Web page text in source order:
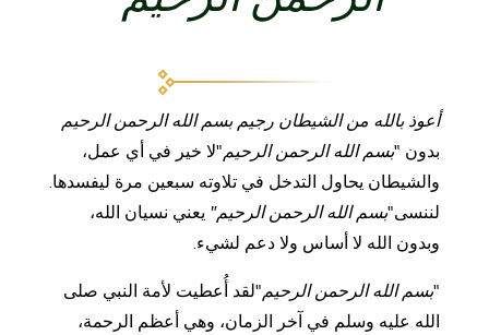
أعوذ بالله من الشيطان رجيم بسم الله الرحمن الرحيم
بدون "بسم الله الرحمن الرحيم"لا خير في أي عمل،
والشيطان يحاول التدخل في تلاوته سبعين مرة ليفسدها.
لننسى"بسم الله الرحمن الرحيم" يعني نسيان الله،
وبدون الله لا أساس ولا دعم لشيء.
"بسم الله الرحمن الرحيم"لقد أُعطيت لأمة النبي صلى
الله عليه وسلم في آخر الزمان، وهي أعظم الرحمة،